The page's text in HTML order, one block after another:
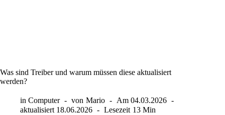
Was sind Treiber und warum müssen diese aktualisiert
werden?
in Computer von Mario Am 04.03.2026
aktualisiert 18.06.2026 Lesezeit 13 Min